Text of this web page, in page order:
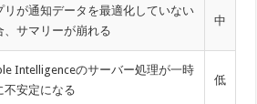
リが通知データを最適化していない
、サマリーが崩れる
中
Intelligenceのサーバー処理が一時
不安定になる
低